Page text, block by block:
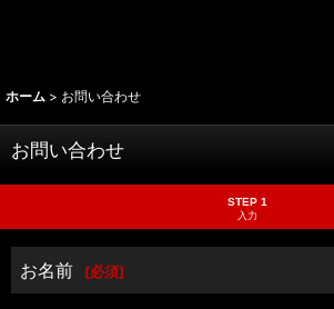
ホーム > お問い合わせ
お問い合わせ
STEP 1
入力
お名前 [必須]